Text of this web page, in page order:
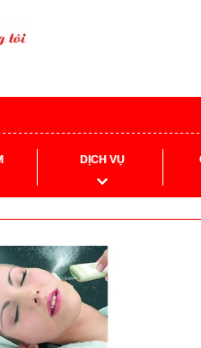
DỊCH VỤ